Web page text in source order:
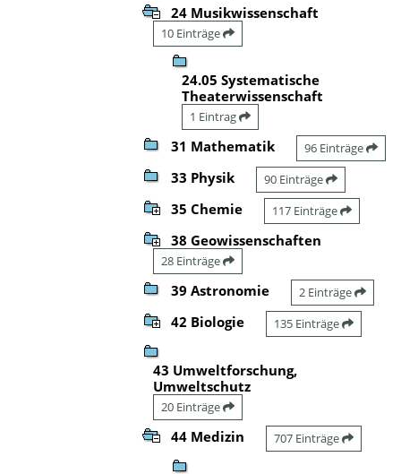
24 Musikwissenschaft
10 Einträge
24.05 Systematische
Theaterwissenschaft
1 Eintrag
31 Mathematik 96 Einträge
33 Physik 90 Einträge
35 Chemie 117 Einträge
38 Geowissenschaften
28 Einträge
39 Astronomie 2 Einträge
42 Biologie 135 Einträge
43 Umweltforschung,
Umweltschutz
20 Einträge
44 Medizin 707 Einträge